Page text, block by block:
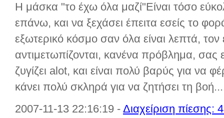
Η μάσκα "το έχω όλα μαζί"Είναι τόσο
επάνω, και να ξεχάσει έπειτα εσείς το
εξωτερικό κόσμο σαν όλα είναι λεπτά,
αντιμετωπίζονται, κανένα πρόβλημα,
ζυγίζει alot, και είναι πολύ βαρύς για να
κάνει πολύ σκληρά για να ζητήσει τη βοή...
2007-11-13 22:16:19 - Διαχείριση